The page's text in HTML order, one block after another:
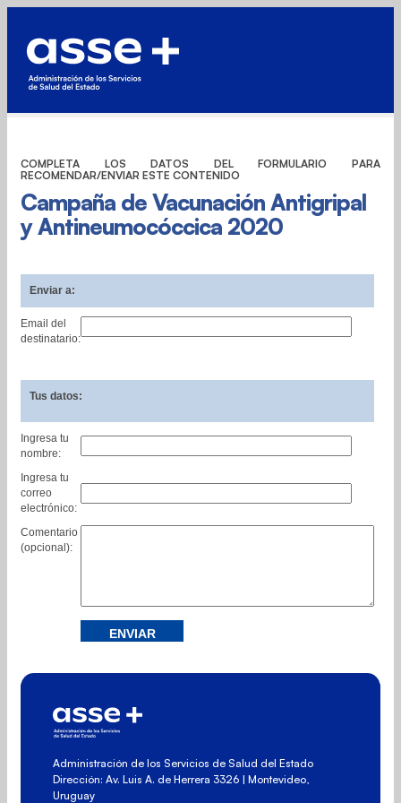
COMPLETA LOS DATOS DEL FORMULARIO PARA
RECOMENDAR/ENVIAR ESTE CONTENIDO
Campaña de Vacunación Antigripal
y Antineumocóccica 2020
Enviar a:
Email del
destinatario:
Tus datos:
Ingresa tu
nombre:
Ingresa tu
correo
electrónico:
Comentario
(opcional):
Administración de los Servicios de Salud del Estado
Dirección: Av. Luis A. de Herrera 3326 | Montevideo,
Uruguay